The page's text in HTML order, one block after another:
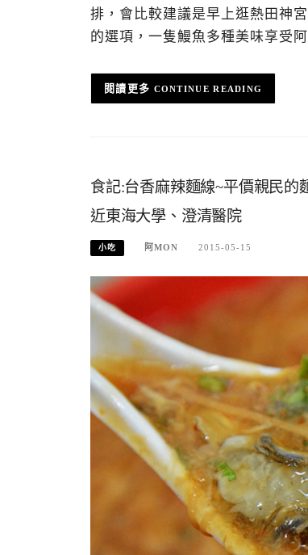
排，會比較建議是早上逛熱田神
的選項，一隻鰻魚多種美味享受阿
CONTINUE READING
食記:台香麻辣麵線~平價親民的
近東海大學、澄清醫院
小吃 阿MON 2015-05-15